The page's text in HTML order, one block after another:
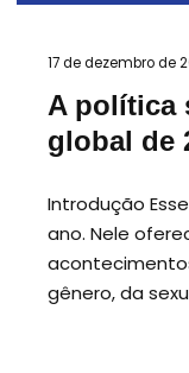
17 de dezembro de
A política
global de
Introdução
ano. Nele
gênero, da